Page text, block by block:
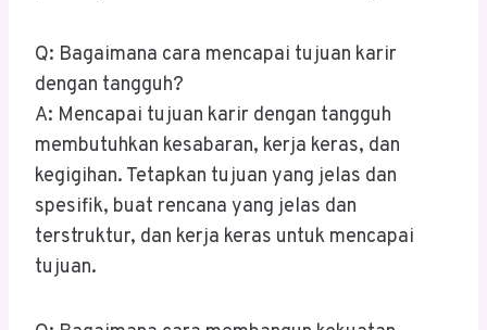
Q: Bagaimana cara mencapai tujuan karir
dengan tangguh?
A: Mencapai tujuan karir dengan tangguh
membutuhkan kesabaran, kerja keras, dan
kegigihan. Tetapkan tujuan yang jelas dan
spesifik, buat rencana yang jelas dan
terstruktur, dan kerja keras untuk mencapai
tujuan.